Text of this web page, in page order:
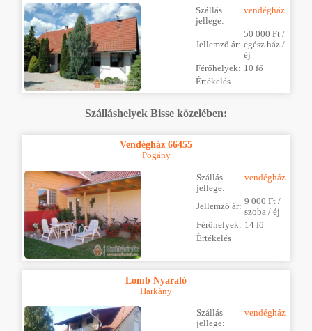
Szállás
jellege:
vendégház
Jellemző ár:
50 000 Ft /
egész ház /
éj
Férőhelyek: 10 fő
Értékelés
Szálláshelyek Bisse közelében:
Vendégház 66455
Pogány
Szállás
jellege:
vendégház
Jellemző ár: 9 000 Ft /
szoba / éj
Férőhelyek: 14 fő
Értékelés
Lomb Nyaraló
Harkány
Szállás
jellege:
vendégház